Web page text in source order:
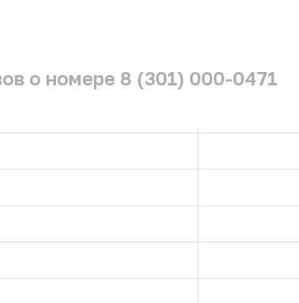
о номере 8 (301) 000-0471